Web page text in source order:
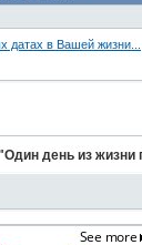
датах в Вашей жизни...
день из жизни